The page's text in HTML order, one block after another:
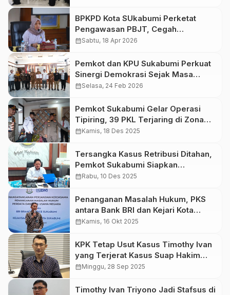
BPKPD Kota SUkabumi Perketat
Pengawasan PBJT, Cegah
Kebocoran PAD Lewat Digitalsi
calendar_monthSabtu, 18 Apr 2026
Pemkot dan KPU Sukabumi Perkuat
Sinergi Demokrasi Sejak Masa
Nontahapan
calendar_monthSelasa, 24 Feb 2026
Pemkot Sukabumi Gelar Operasi
Tipiring, 39 PKL Terjaring di Zona
Merah
calendar_monthKamis, 18 Des 2025
Tersangka Kasus Retribusi Ditahan,
Pemkot Sukabumi Siapkan
Pemberhentian Sementara TCN
calendar_monthRabu, 10 Des 2025
Penanganan Masalah Hukum, PKS
antara Bank BRI dan Kejari Kota
Sukabumi Diperpanjang
calendar_monthKamis, 16 Okt 2025
KPK Tetap Usut Kasus Timothy Ivan
yang Terjerat Kasus Suap Hakim
Agung, Meski Jabat Stafsus
calendar_monthMinggu, 28 Sep 2025
Timothy Ivan Triyono Jadi Stafsus di